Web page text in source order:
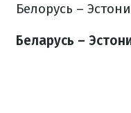
Белорусь –
Беларусь –